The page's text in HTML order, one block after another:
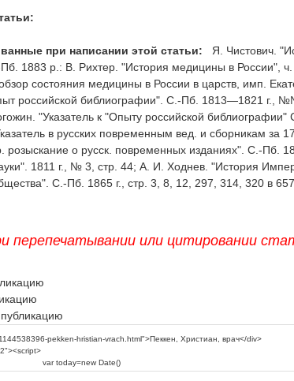
при написании этой статьи:
Я. Чистович.
1883 р.: В. Рихтер. "История медицины в России",
состояния медицины в России в царств, имп.
российской библиографии". C.-Пб. 1813—1821 г.,
"Указатель к "Опыту российской библиографии"
в русских повременным вед. и сборникам за
розыскание о русск. повременных изданиях". С.-Пб.
1811 г., № 3, стр. 44; А. И. Ходнев. "История
С.-Пб. 1865 г., стр. 3, 8, 12, 297, 314, 320 в 657.
перепечатывании или цитировании